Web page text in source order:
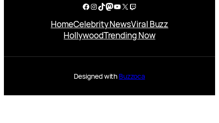
Facebook
Instagram
TikTok
Mastodon
YouTube
X Twitch
HomeCelebrity NewsViral Buzz
HollywoodTrending Now
Designed with Buzzoca